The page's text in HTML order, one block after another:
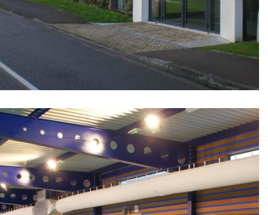
Réalisations, Tertiaire/Equipement
Salles des fêtes – Sainghin en
Mélantois